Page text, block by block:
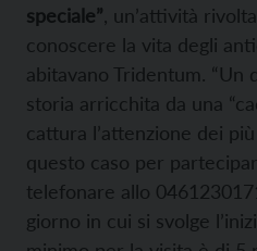
speciale” , un’attività
conoscere la vita degli
abitavano Tridentum. “Un
storia arricchita da una
cattura l’attenzione dei
questo caso per
telefonare allo
giorno in cui si svolge